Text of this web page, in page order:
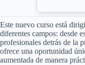
Este nuevo curso está
diferentes campos: desde
profesionales detrás de la
ofrece una oportunidad
aumentada de manera